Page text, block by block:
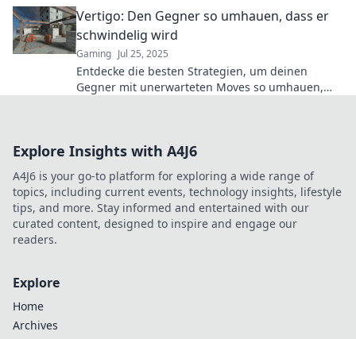
Vertigo: Den Gegner so umhauen, dass er
schwindelig wird
Gaming Jul 25, 2025
Entdecke die besten Strategien, um deinen
Gegner mit unerwarteten Moves so umhauen,
Explore Insights with A4J6
A4J6 is your go-to platform for exploring a wide range of
topics, including current events, technology insights, lifestyle
tips, and more. Stay informed and entertained with our
curated content, designed to inspire and engage our
readers.
Explore
Home
Archives